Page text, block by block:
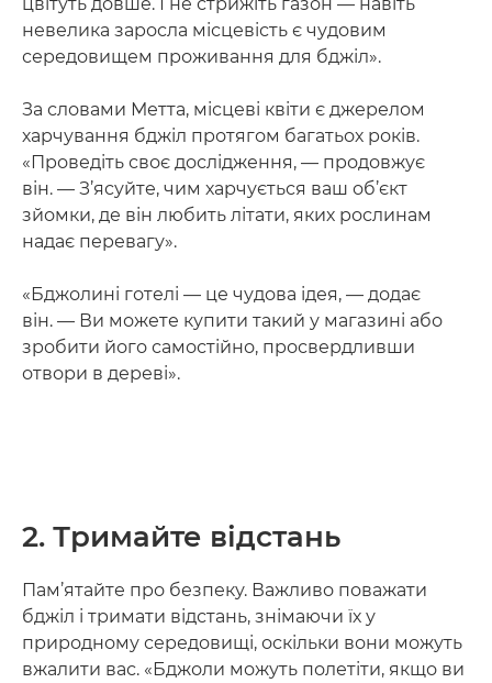
невелика заросла місцевість є чудовим
середовищем проживання для бджіл».
За словами Метта, місцеві квіти є джерелом
харчування бджіл протягом багатьох років.
«Проведіть своє дослідження, — продовжує
він. — З’ясуйте, чим харчується ваш об’єкт
зйомки, де він любить літати, яких рослинам
надає перевагу».
«Бджолині готелі — це чудова ідея, — додає
він. — Ви можете купити такий у магазині або
зробити його самостійно, просвердливши
отвори в дереві».
2. Тримайте відстань
Пам’ятайте про безпеку. Важливо поважати
бджіл і тримати відстань, знімаючи їх у
природному середовищі, оскільки вони можуть
вжалити вас. «Бджоли можуть полетіти, якщо ви